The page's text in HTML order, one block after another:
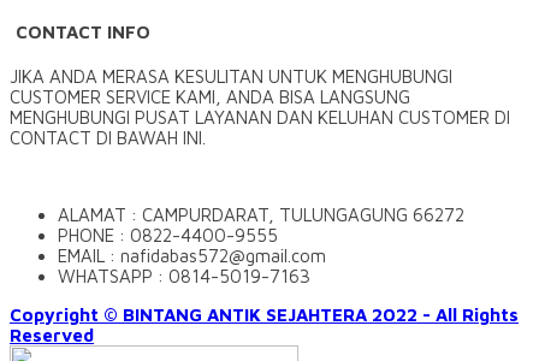
CONTACT INFO
JIKA ANDA MERASA KESULITAN UNTUK MENGHUBUNGI
CUSTOMER SERVICE KAMI, ANDA BISA LANGSUNG
MENGHUBUNGI PUSAT LAYANAN DAN KELUHAN CUSTOMER DI
CONTACT DI BAWAH INI.
ALAMAT : CAMPURDARAT, TULUNGAGUNG 66272
PHONE : 0822-4400-9555
EMAIL : nafidabas572@gmail.com
WHATSAPP : 0814-5019-7163
Copyright © BINTANG ANTIK SEJAHTERA 2022 - All Rights
Reserved